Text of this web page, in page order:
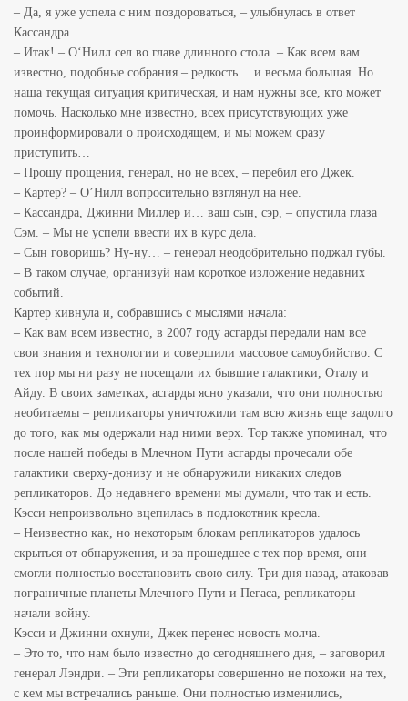
– Да, я уже успела с ним поздороваться, – улыбнулась в ответ
Кассандра.
– Итак! – О‘Нилл сел во главе длинного стола. – Как всем вам
известно, подобные собрания – редкость… и весьма большая. Но
наша текущая ситуация критическая, и нам нужны все, кто может
помочь. Насколько мне известно, всех присутствующих уже
проинформировали о происходящем, и мы можем сразу
приступить…
– Прошу прощения, генерал, но не всех, – перебил его Джек.
– Картер? – О’Нилл вопросительно взглянул на нее.
– Кассандра, Джинни Миллер и… ваш сын, сэр, – опустила глаза
Сэм. – Мы не успели ввести их в курс дела.
– Сын говоришь? Ну-ну… – генерал неодобрительно поджал губы.
– В таком случае, организуй нам короткое изложение недавних
событий.
Картер кивнула и, собравшись с мыслями начала:
– Как вам всем известно, в 2007 году асгарды передали нам все
свои знания и технологии и совершили массовое самоубийство. С
тех пор мы ни разу не посещали их бывшие галактики, Оталу и
Айду. В своих заметках, асгарды ясно указали, что они полностью
необитаемы – репликаторы уничтожили там всю жизнь еще задолго
до того, как мы одержали над ними верх. Тор также упоминал, что
после нашей победы в Млечном Пути асгарды прочесали обе
галактики сверху-донизу и не обнаружили никаких следов
репликаторов. До недавнего времени мы думали, что так и есть.
Кэсси непроизвольно вцепилась в подлокотник кресла.
– Неизвестно как, но некоторым блокам репликаторов удалось
скрыться от обнаружения, и за прошедшее с тех пор время, они
смогли полностью восстановить свою силу. Три дня назад, атаковав
пограничные планеты Млечного Пути и Пегаса, репликаторы
начали войну.
Кэсси и Джинни охнули, Джек перенес новость молча.
– Это то, что нам было известно до сегодняшнего дня, – заговорил
генерал Лэндри. – Эти репликаторы совершенно не похожи на тех,
с кем мы встречались раньше. Они полностью изменились,